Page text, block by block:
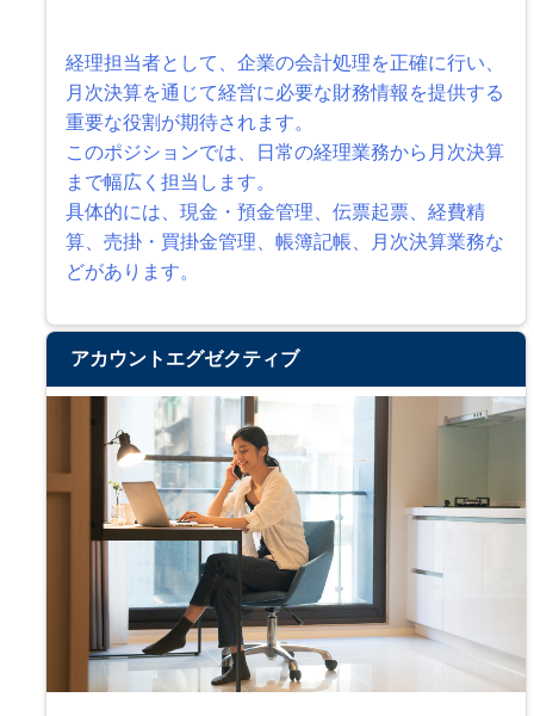
経理担当者として、企業の会計処理を正確に行い、
月次決算を通じて経営に必要な財務情報を提供する
重要な役割が期待されます。
このポジションでは、日常の経理業務から月次決算
まで幅広く担当します。
具体的には、現金・預金管理、伝票起票、経費精
算、売掛・買掛金管理、帳簿記帳、月次決算業務な
どがあります。
アカウントエグゼクティブ